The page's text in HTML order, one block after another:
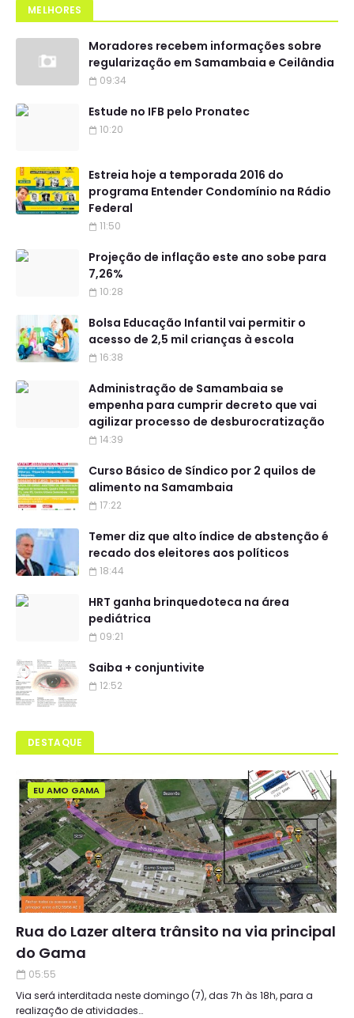
MELHORES
Moradores recebem informações sobre
regularização em Samambaia e Ceilândia
09:34
Estude no IFB pelo Pronatec
10:20
Estreia hoje a temporada 2016 do
programa Entender Condomínio na Rádio
Federal
11:50
Projeção de inflação este ano sobe para
7,26%
10:28
Bolsa Educação Infantil vai permitir o
acesso de 2,5 mil crianças à escola
16:38
Administração de Samambaia se
empenha para cumprir decreto que vai
agilizar processo de desburocratização
14:39
Curso Básico de Síndico por 2 quilos de
alimento na Samambaia
17:22
Temer diz que alto índice de abstenção é
recado dos eleitores aos políticos
18:44
HRT ganha brinquedoteca na área
pediátrica
09:21
Saiba + conjuntivite
12:52
DESTAQUE
EU AMO GAMA
Rua do Lazer altera trânsito na via principal
do Gama
05:55
Via será interditada neste domingo (7), das 7h às 18h, para a
realização de atividades…